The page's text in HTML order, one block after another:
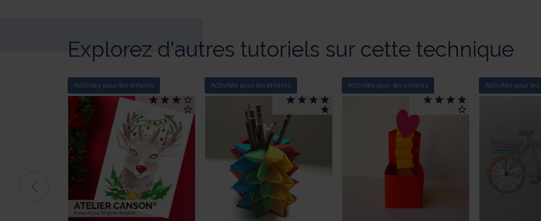
Explorez d'autres tutoriels sur cette technique
Activités pour les enfants Activités pour les enfants Activités pour les enfants Activités pour